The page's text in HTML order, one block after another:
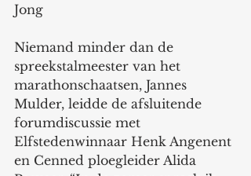
Jong
Niemand minder dan de
spreekstalmeester van het
marathonschaatsen, Jannes
Mulder, leidde de afsluitende
forumdiscussie met
Elfstedenwinnaar Henk Angenent
en Cenned ploegleider Alida